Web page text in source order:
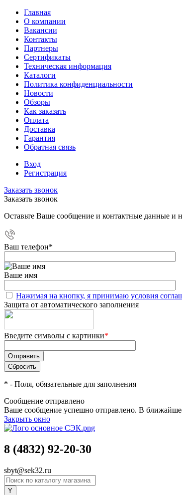
Главная
О компании
Вакансии
Контакты
Партнеры
Сертификаты
Техническая информация
Каталоги
Политика конфиденциальности
Новости
Обзоры
Как заказать
Оплата
Доставка
Гарантия
Обратная связь
Вход
Регистрация
Заказать звонок
Заказать звонок
Оставьте Ваше сообщение и контактные данные и
Ваш телефон*
Ваше имя
Нажимая на кнопку, я принимаю условия
Защита от автоматического заполнения
Введите символы с картинки*
* - Поля, обязательные для заполнения
Сообщение отправлено
Ваше сообщение успешно отправлено. В
Закрыть окно
8 (4832) 92-20-30
sbyt@sek32.ru